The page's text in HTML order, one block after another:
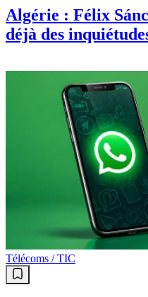
Algérie : Félix
déjà des
Télécoms / TIC